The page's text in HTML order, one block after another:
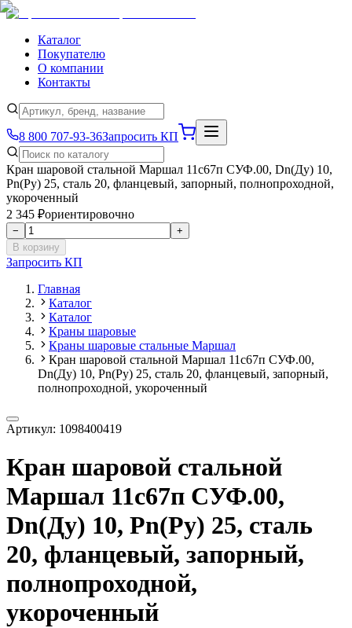
Каталог
Покупателю
О компании
Контакты
8 800 707-93-36Запросить КП
Кран шаровой стальной Маршал 11с67п СУФ.00, Dn(Ду) 10,
Рn(Ру) 25, сталь 20, фланцевый, запорный, полнопроходной,
укороченный
2 345 ₽ориентировочно
−
+
В корзину
Запросить КП
Главная
Каталог
Каталог
Краны шаровые
Краны шаровые стальные Маршал
Кран шаровой стальной Маршал 11с67п СУФ.00,
Dn(Ду) 10, Рn(Ру) 25, сталь 20, фланцевый, запорный,
полнопроходной, укороченный
Артикул: 1098400419
Кран шаровой стальной
Маршал 11с67п СУФ.00,
Dn(Ду) 10, Рn(Ру) 25, сталь
20, фланцевый, запорный,
полнопроходной,
укороченный